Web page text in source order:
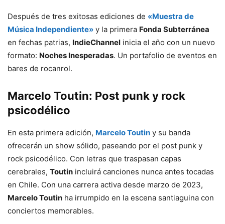
Después de tres exitosas ediciones de «Muestra de
Música Independiente» y la primera Fonda Subterránea
en fechas patrias, IndieChannel inicia el año con un nuevo
formato: Noches Inesperadas. Un portafolio de eventos en
bares de rocanrol.
Marcelo Toutin: Post punk y rock
psicodélico
En esta primera edición, Marcelo Toutin y su banda
ofrecerán un show sólido, paseando por el post punk y
rock psicodélico. Con letras que traspasan capas
cerebrales, Toutin incluirá canciones nunca antes tocadas
en Chile. Con una carrera activa desde marzo de 2023,
Marcelo Toutin ha irrumpido en la escena santiaguina con
conciertos memorables.